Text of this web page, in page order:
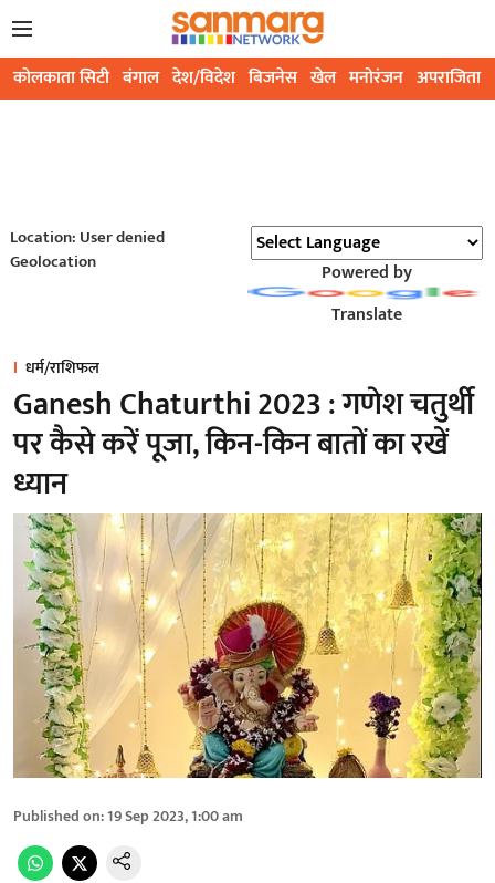
कोलकाता सिटी बंगाल देश/विदेश बिजनेस खेल मनोरंजन अपराजिता
Location: User denied
Geolocation
Powered by
Translate
धर्म/राशिफल
Ganesh Chaturthi 2023 : गणेश चतुर्थी
पर कैसे करें पूजा, किन-किन बातों का रखें
ध्यान
Published on:19 Sep 2023, 1:00 am